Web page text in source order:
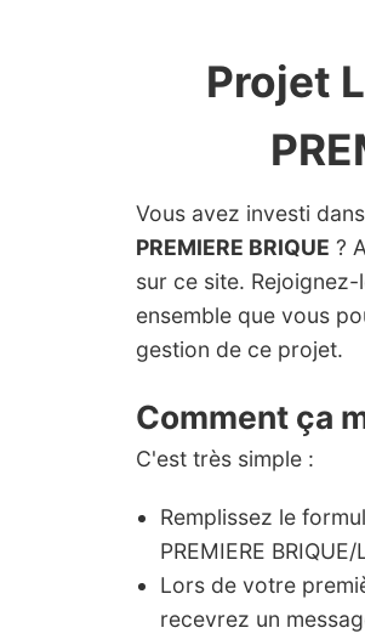
Projet
Vous avez investi
PREMIERE BRIQUE ?
sur ce site.
ensemble que vous
gestion de ce projet.
Comment ça
C'est très simple :
Remplissez le
PREMIERE
Lors de votre
recevrez un